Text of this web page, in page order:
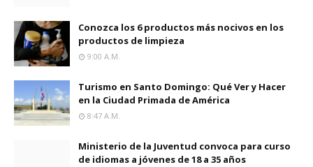
Conozca los 6 productos más nocivos en los
productos de limpieza
9:00 A.m.
Turismo en Santo Domingo: Qué Ver y Hacer
en la Ciudad Primada de América
8:47 A.m.
Ministerio de la Juventud convoca para curso
de idiomas a jóvenes de 18 a 35 años